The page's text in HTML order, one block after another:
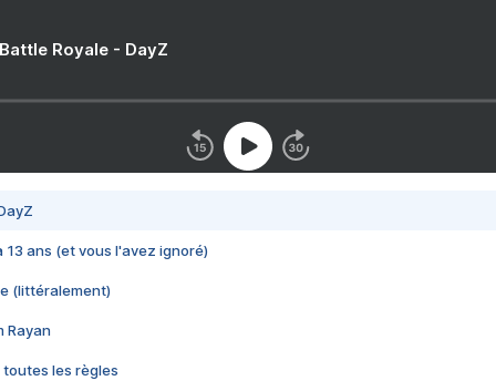
Royale - DayZ
13 ans (et vous l'avez ignoré)
(littéralement)
Rayan
toutes les règles